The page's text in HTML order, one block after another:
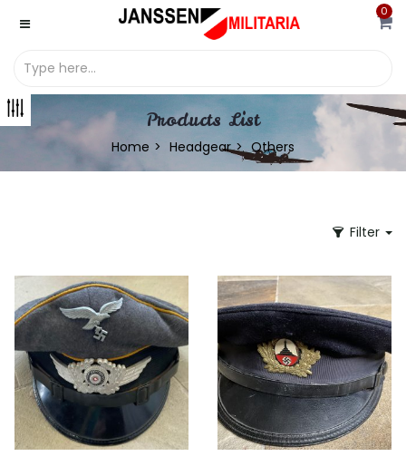
0
Products List
Home Headgear Others
Filter